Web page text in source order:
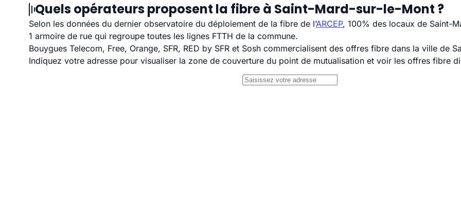
Quels opérateurs proposent la fibre à Saint-Mard-sur-le-Mont ?
Selon les données du dernier observatoire du déploiement de la fibre de l’ARCEP, 100% des locaux de Saint-
1 armoire de rue qui regroupe toutes les lignes FTTH de la commune.
Bouygues Telecom, Free, Orange, SFR, RED by SFR et Sosh commercialisent des offres fibre dans la ville de
Indiquez votre adresse pour visualiser la zone de couverture du point de mutualisation et voir les offres fibre